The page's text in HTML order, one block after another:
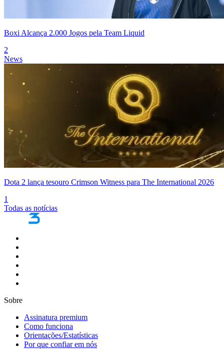
Boxi Alcança 2.000 Jogos pela Team Liquid
2
News
Dota 2 lança tesouro Crimson Witness para The International 2026
1
Todas as notícias
Sobre
Assinatura premium
Como funciona
Orientações/Estatísticas
Por que confiar em nós